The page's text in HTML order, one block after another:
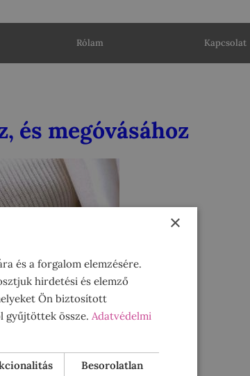
Rólam Kapcsolat
és megóvásához
×
és a forgalom elemzésére.
hirdetési és elemző
Ön biztosított
gyűjtöttek össze. Adatvédelmi
Besorolatlan